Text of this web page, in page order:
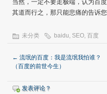
当然，一定不要走极端，认为百
其道而行之，那只能悲痛的告诉
未分类 baidu, SEO, 百度
← 流氓的百度：我是流氓我怕谁？
（百度的前世今生）
发表评论？